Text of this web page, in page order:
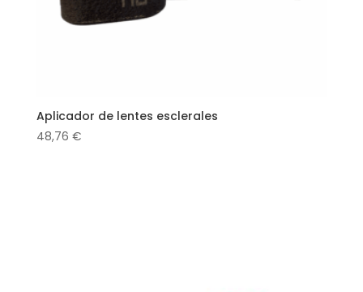
Aplicador de lentes esclerales
48,76 €